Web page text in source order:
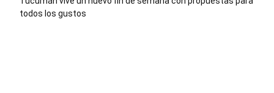
todos los gustos